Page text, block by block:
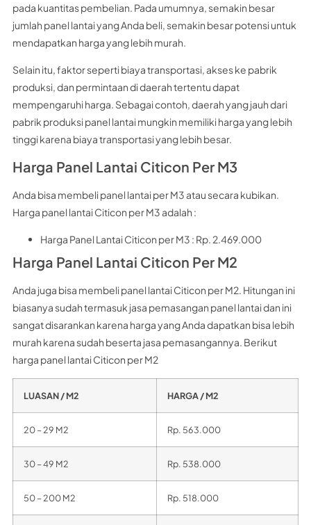
pada kuantitas pembelian. Pada umumnya, semakin besar
jumlah panel lantai yang Anda beli, semakin besar potensi untuk
mendapatkan harga yang lebih murah.
Selain itu, faktor seperti biaya transportasi, akses ke pabrik
produksi, dan permintaan di daerah tertentu dapat
mempengaruhi harga. Sebagai contoh, daerah yang jauh dari
pabrik produksi panel lantai mungkin memiliki harga yang lebih
tinggi karena biaya transportasi yang lebih besar.
Harga Panel Lantai Citicon Per M3
Anda bisa membeli panel lantai per M3 atau secara kubikan.
Harga panel lantai Citicon per M3 adalah :
Harga Panel Lantai Citicon per M3 : Rp. 2.469.000
Harga Panel Lantai Citicon Per M2
Anda juga bisa membeli panel lantai Citicon per M2. Hitungan ini
biasanya sudah termasuk jasa pemasangan panel lantai dan ini
sangat disarankan karena harga yang Anda dapatkan bisa lebih
murah karena sudah beserta jasa pemasangannya. Berikut
harga panel lantai Citicon per M2
LUASAN / M2 HARGA / M2
20 – 29 M2 Rp. 563.000
30 – 49 M2 Rp. 538.000
50 – 200 M2 Rp. 518.000